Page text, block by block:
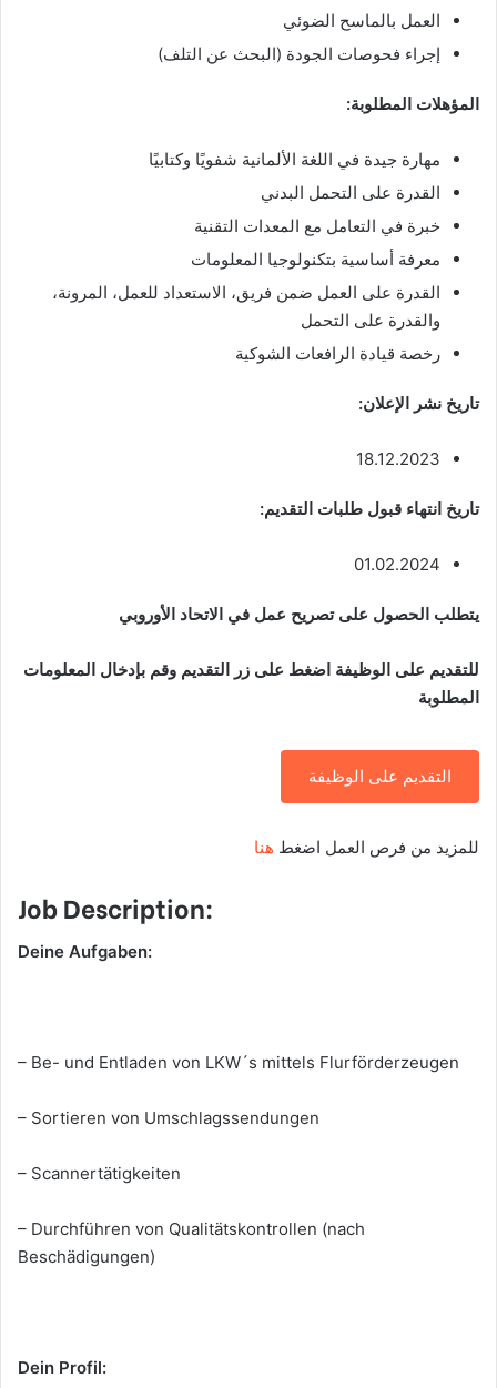
العمل بالماسح الضوئي
إجراء فحوصات الجودة (البحث عن التلف)
المؤهلات المطلوبة:
مهارة جيدة في اللغة الألمانية شفويًا وكتابيًا
القدرة على التحمل البدني
خبرة في التعامل مع المعدات التقنية
معرفة أساسية بتكنولوجيا المعلومات
القدرة على العمل ضمن فريق، الاستعداد للعمل، المرونة،
والقدرة على التحمل
رخصة قيادة الرافعات الشوكية
تاريخ نشر الإعلان:
18.12.2023
تاريخ انتهاء قبول طلبات التقديم:
01.02.2024
يتطلب الحصول على تصريح عمل في الاتحاد الأوروبي
للتقديم على الوظيفة اضغط على زر التقديم وقم بإدخال المعلومات
المطلوبة
التقديم على الوظيفة
للمزيد من فرص العمل اضغط هنا
Job Description:
Deine Aufgaben:
– Be- und Entladen von LKW´s mittels Flurförderzeugen
– Sortieren von Umschlagssendungen
– Scannertätigkeiten
– Durchführen von Qualitätskontrollen (nach
Beschädigungen)
Dein Profil: